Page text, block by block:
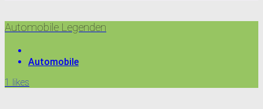
Automobile Legenden
Automobile
1 likes